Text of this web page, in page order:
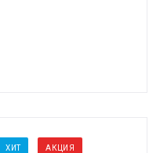
ХИТ АКЦИЯ